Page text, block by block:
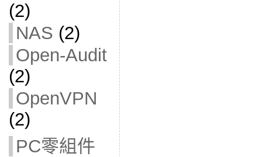
(2)
NAS (2)
Open-Audit
(2)
OpenVPN
(2)
PC零組件